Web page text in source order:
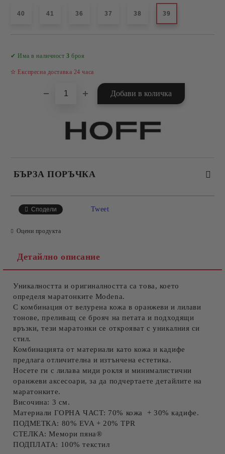
40 41 36 37 38 39
✔ Има в наличност3 броя
✫ Експресна доставка 24 часа
БЪРЗА ПОРЪЧКА
Съгласен съм с Политиката за лични данни
Ние ще се свържем с вас в рамките на работния ден.
Сподели Tweet
Оцени продукта
Детайлно описание
Уникалността и оригиналността са това, което
определя маратонките Modena.
С комбинация от велурена кожа в оранжеви и лилави
тонове, преливащ се брояч на петата и подходящи
връзки, тези маратонки се открояват с уникалния си
стил.
Комбинацията от материали като кожа и кадифе
предлага отличителна и изтънчена естетика.
Носете ги с лилава миди рокля и минималистични
оранжеви аксесоари, за да подчертаете детайлите на
маратонките.
Височина: 3 см.
Материали ГОРНА ЧАСТ: 70% кожа + 30% кадифе.
ПОДМЕТКА: 80% EVA + 20% TPR
СТЕЛКА: Мемори пяна®
ПОДПЛАТА: 100% текстил